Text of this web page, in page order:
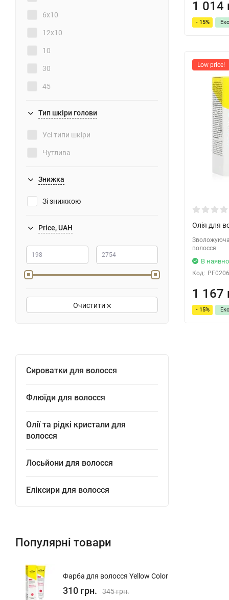
6x10
12x10
10
30
45
75
100
200
250
6х13
6x13
Тип шкіри голови
Усі типи шкіри
Чутлива
Знижка
Зі знижкою
Price, UAH
Очистити
Сироватки для волосся
Флюїди для волосся
Олії та рідкі кристали для
волосся
Лосьйони для волосся
Еліксири для волосся
Популярні товари
Фарба для волосся Yellow Color
310 грн. 345 грн.
1 014
- 15%
Low price!
Олія для
Зволожуюча
волосся
В
Код:
1 167
- 15%